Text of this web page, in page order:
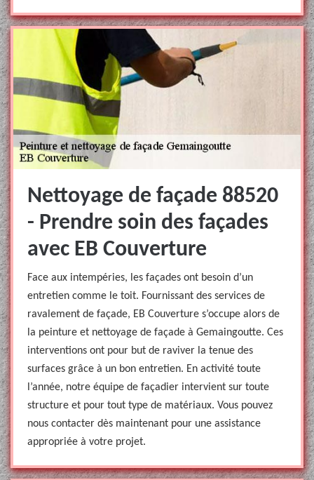
Nettoyage de façade 88520
- Prendre soin des façades
avec EB Couverture
Face aux intempéries, les façades ont besoin d’un
entretien comme le toit. Fournissant des services de
ravalement de façade, EB Couverture s’occupe alors de
la peinture et nettoyage de façade à Gemaingoutte. Ces
interventions ont pour but de raviver la tenue des
surfaces grâce à un bon entretien. En activité toute
l’année, notre équipe de façadier intervient sur toute
structure et pour tout type de matériaux. Vous pouvez
nous contacter dès maintenant pour une assistance
appropriée à votre projet.